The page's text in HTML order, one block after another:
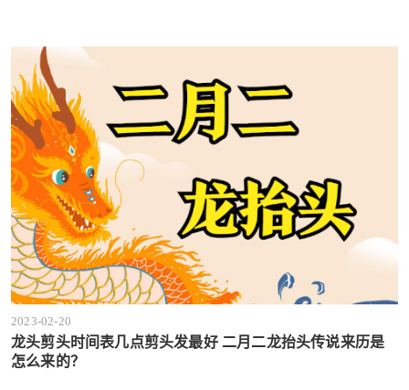
2023-02-20
龙头剪头时间表几点剪头发最好 二月二龙抬头传说来历是
怎么来的？